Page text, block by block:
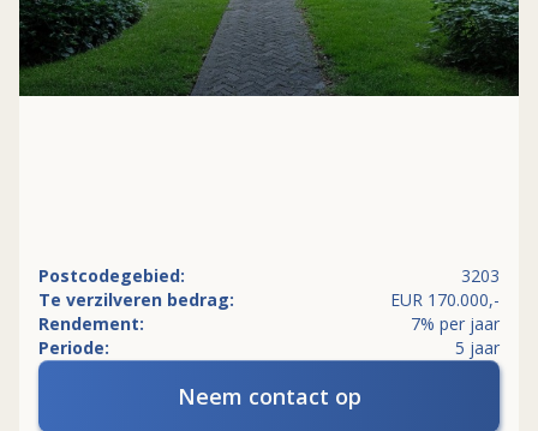
Postcodegebied:
3203
Te verzilveren bedrag:
EUR 170.000,-
Rendement:
7% per jaar
Periode:
5 jaar
Neem contact op